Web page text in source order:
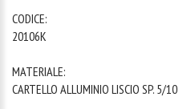
CODICE:
20106K
MATERIALE:
CARTELLO ALLUMINIO LISCIO SP. 5/10